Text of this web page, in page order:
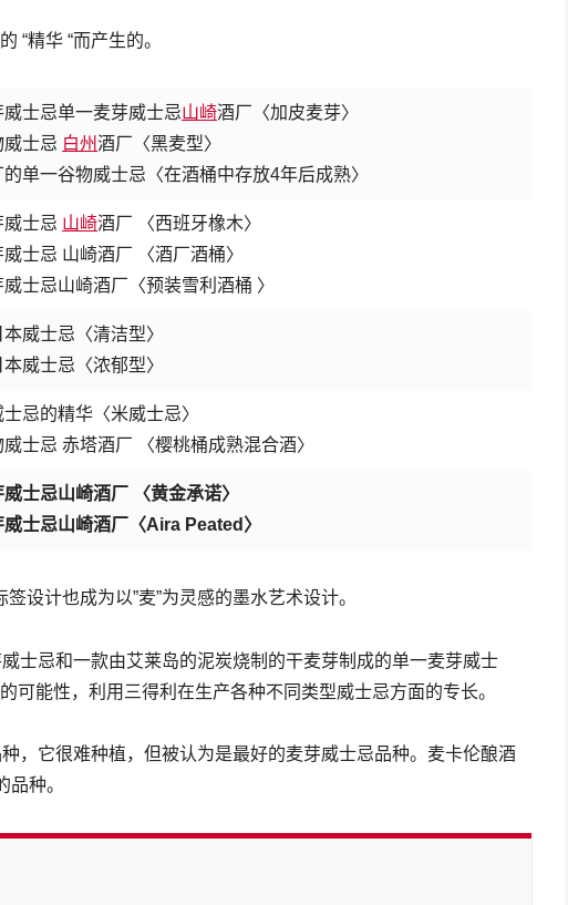
“精华 “而产生的。
士忌单一麦芽威士忌山崎酒厂〈加皮麦芽〉
士忌 白州酒厂〈黑麦型〉
单一谷物威士忌〈在酒桶中存放4年后成熟〉
士忌 山崎酒厂 〈西班牙橡木〉
士忌 山崎酒厂 〈酒厂酒桶〉
士忌山崎酒厂〈预装雪利酒桶 〉
威士忌〈清洁型〉
威士忌〈浓郁型〉
士忌的精华〈米威士忌〉
士忌 赤塔酒厂 〈樱桃桶成熟混合酒〉
士忌山崎酒厂 〈黄金承诺〉
士忌山崎酒厂〈Aira Peated〉
签设计也成为以”麦”为灵感的墨水艺术设计。
士忌和一款由艾莱岛的泥炭烧制的干麦芽制成的单一麦芽威士
可能性，利用三得利在生产各种不同类型威士忌方面的专长。
，它很难种植，但被认为是最好的麦芽威士忌品种。麦卡伦酿酒
品种。